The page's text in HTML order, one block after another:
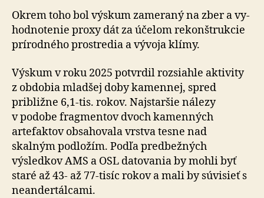
Okrem toho bol výskum zameraný na zber a vy­
hod­no­te­nie proxy dát za účelom rekonštrukcie
prírodného pro­stre­dia a vývoja klímy.
Výskum v roku 2025 potvrdil rozsiahle aktivity
z obdobia mladšej doby kamennej, spred
približne 6,1-tis. rokov. Najstaršie nálezy
v podobe fragmentov dvoch kamenných
artefaktov obsahovala vrstva tesne nad
skalným pod­lo­žím. Podľa predbežných
výsledkov AMS a OSL datovania by mohli byť
staré až 43- až 77-tisíc rokov a mali by sú­vi­sieť s
neandertálcami.